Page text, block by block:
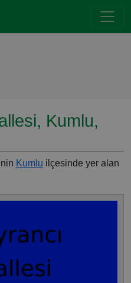
Kumlu,
Kumlu ilçesinde yer alan